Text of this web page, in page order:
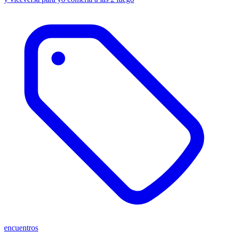
encuentros